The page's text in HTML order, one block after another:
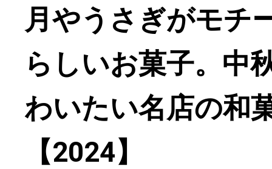
月やうさぎがモチ
らしいお菓子。中
わいたい名店の和
【2024】